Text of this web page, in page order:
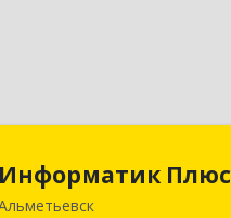
Информатик Плюс